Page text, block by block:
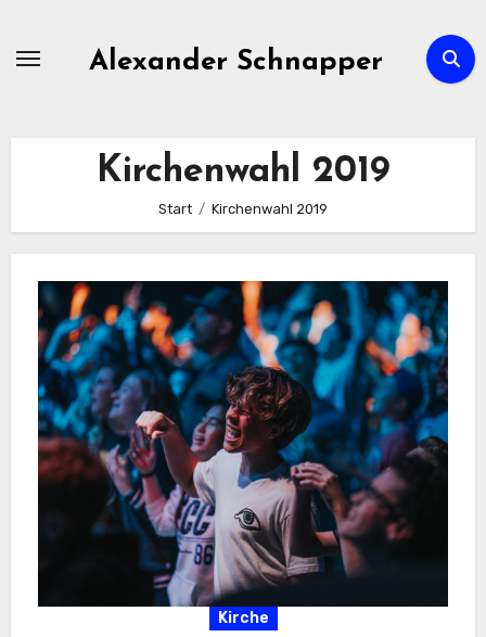
Alexander Schnapper
Kirchenwahl 2019
Start Kirchenwahl 2019
Kirche